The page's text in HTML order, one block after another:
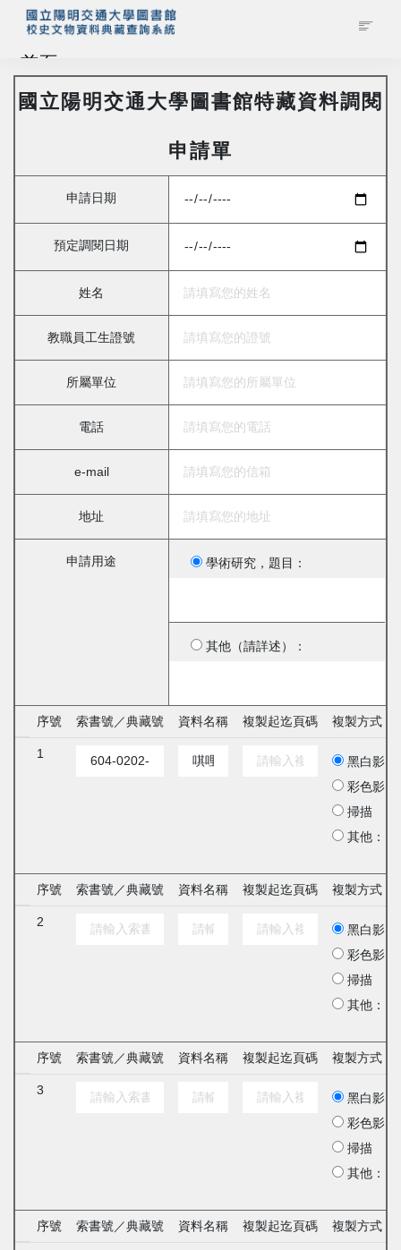
首頁
藏品查詢
管理者登入
國立陽明交通大學圖書館特藏資料調閱
申請單
申請日期
預定調閱日期
姓名
教職員工生證號
所屬單位
電話
e-mail
地址
申請用途 學術研究，題目：
其他（請詳述）：
序號 索書號／典藏號 資料名稱 複製起迄頁碼 複製方式
1
黑白影印
彩色影印
掃描
其他：
序號 索書號／典藏號 資料名稱 複製起迄頁碼 複製方式
2
黑白影印
彩色影印
掃描
其他：
序號 索書號／典藏號 資料名稱 複製起迄頁碼 複製方式
3
黑白影印
彩色影印
掃描
其他：
序號 索書號／典藏號 資料名稱 複製起迄頁碼 複製方式